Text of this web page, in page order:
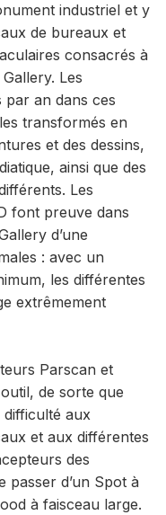
industriel et y
de bureaux et
consacrés à
Les
an dans ces
transformés en
et des dessins,
ainsi que des
Les
font preuve dans
d’une
: avec un
les différentes
extrêmement
Parscan et
de sorte que
difficulté aux
et aux différentes
des
passer d’un Spot à
à faisceau large.